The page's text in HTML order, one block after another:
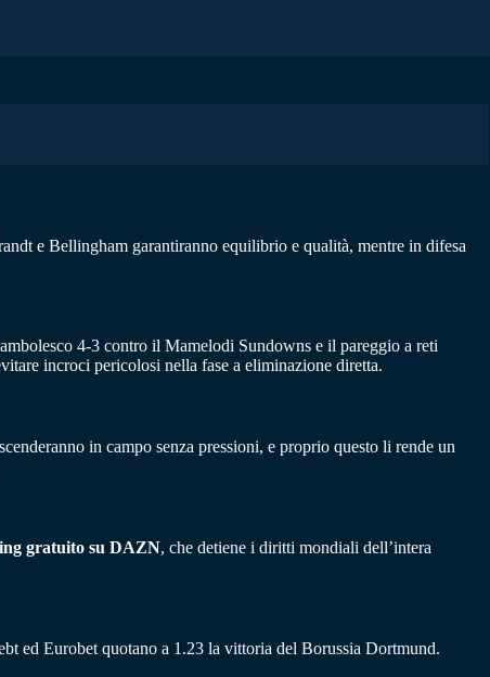
e Bellingham garantiranno equilibrio e qualità, mentre in difesa
4-3 contro il Mamelodi Sundowns e il pareggio a reti
incroci pericolosi nella fase a eliminazione diretta.
in campo senza pressioni, e proprio questo li rende un
gratuito su DAZN, che detiene i diritti mondiali dell’intera
ed Eurobet quotano a 1.23 la vittoria del Borussia Dortmund.